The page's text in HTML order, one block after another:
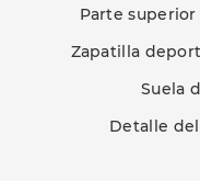
Parte
Zapatilla
Suela
Detalle